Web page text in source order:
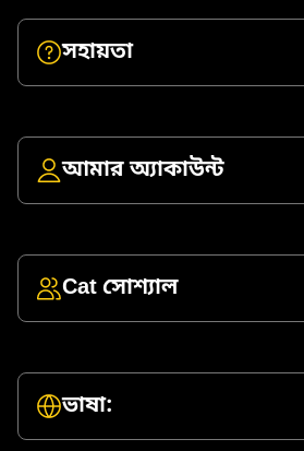
সহায়তা
আমার অ্যাকাউন্ট
Cat সোশ্যাল
ভাষা: